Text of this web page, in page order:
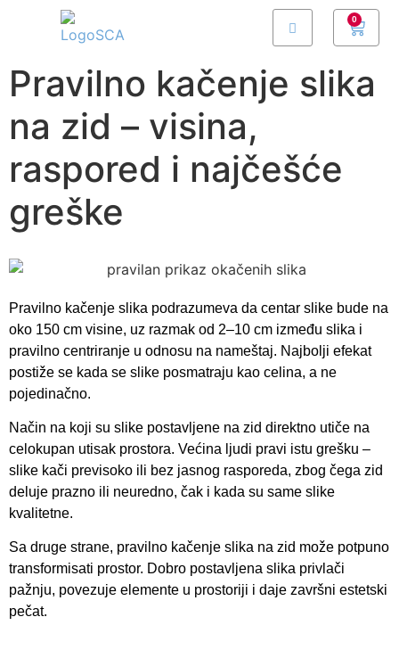
0
Pravilno kačenje slika
na zid – visina,
raspored i najčešće
greške
Pravilno kačenje slika podrazumeva da centar slike bude na
oko 150 cm visine, uz razmak od 2–10 cm između slika i
pravilno centriranje u odnosu na nameštaj. Najbolji efekat
postiže se kada se slike posmatraju kao celina, a ne
pojedinačno.
Način na koji su slike postavljene na zid direktno utiče na
celokupan utisak prostora. Većina ljudi pravi istu grešku –
slike kači previsoko ili bez jasnog rasporeda, zbog čega zid
deluje prazno ili neuredno, čak i kada su same slike
kvalitetne.
Sa druge strane, pravilno kačenje slika na zid može potpuno
transformisati prostor. Dobro postavljena slika privlači
pažnju, povezuje elemente u prostoriji i daje završni estetski
pečat.